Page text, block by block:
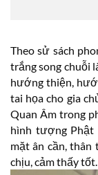
Theo sử sách
trắng song chuỗi
hướng thiện,
tai họa cho gia
Quan Âm trong
hình tượng Phật
mặt ân cần, thân
chịu, cảm thấy tốt.